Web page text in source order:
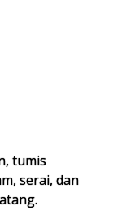
tumis
serai, dan